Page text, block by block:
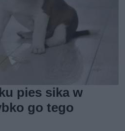
pies sika w
go tego